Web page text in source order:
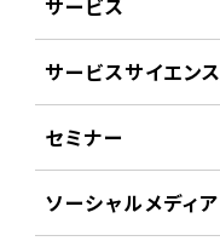
サービス
サービスサイエンス
セミナー
ソーシャルメディア